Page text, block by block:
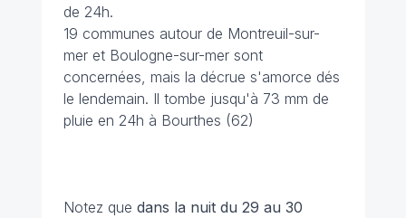
de 24h.
19 communes autour de Montreuil-sur-
mer et Boulogne-sur-mer sont
concernées, mais la décrue s'amorce dés
le lendemain. Il tombe jusqu'à 73 mm de
pluie en 24h à Bourthes (62)
Notez que dans la nuit du 29 au 30